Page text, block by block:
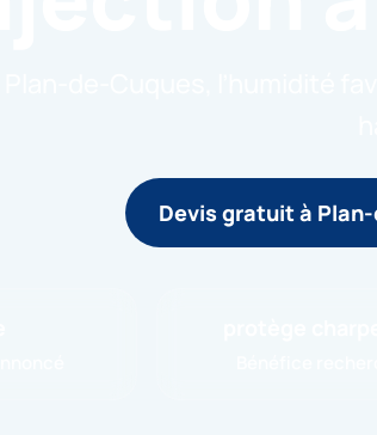
Devis gratuit à